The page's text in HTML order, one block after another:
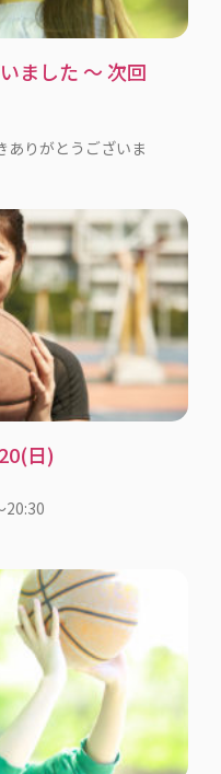
ました 〜 次回
ありがとうございま
日)
20:30